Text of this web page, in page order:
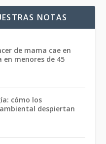
NOTAS
de mama cae en
menores de 45
cómo los
despiertan